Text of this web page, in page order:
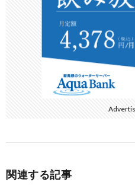
関連する記事